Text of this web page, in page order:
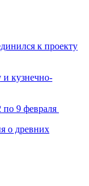
к проекту
и кузнечно-
по 9 февраля
о древних